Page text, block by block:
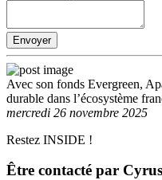
Envoyer
Avec son fonds Evergreen,
durable dans l’écosystème
mercredi 26 novembre 2025
Restez INSIDE !
Être contacté par